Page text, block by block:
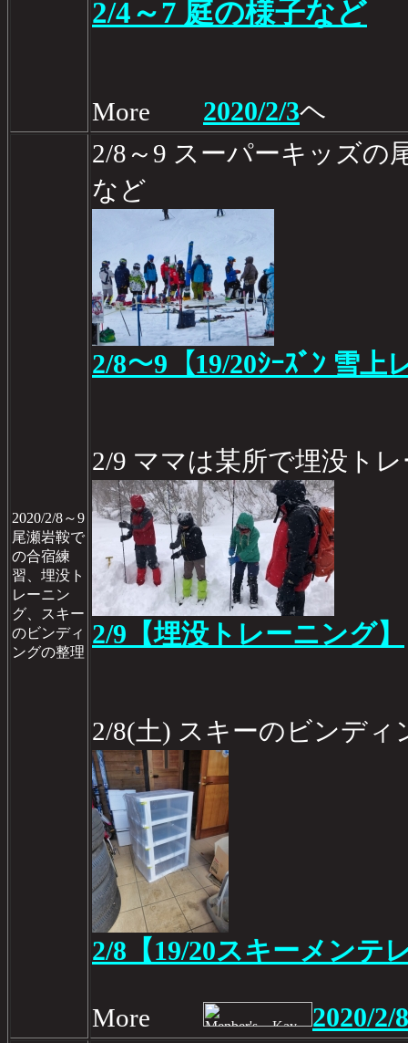
2/4～7 庭の様子など
More 2020/2/3ヘ
2020/2/8～9
尾瀬岩鞍で
の合宿練
習、埋没ト
レーニン
グ、スキー
のビンディ
ングの整理
2/8～9 スーパーキッズの
など
2/8～9【19/20ｼｰｽﾞﾝ 雪上
2/9 ママは某所で埋没ト
2/9【埋没トレーニング】
2/8(土) スキーのビンディ
2/8【19/20スキーメンテ
More 2020/2/8